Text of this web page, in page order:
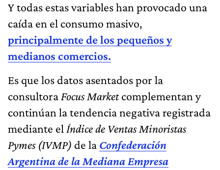
Y todas estas variables han provocado una
caída en el consumo masivo,
principalmente de los pequeños y
medianos comercios.
Es que los datos asentados por la
consultora Focus Marketcomplementan y
continúan la tendencia negativa registrada
mediante el Índice de Ventas Minoristas
Pymes (IVMP) de la Confederación
Argentina de la Mediana Empresa